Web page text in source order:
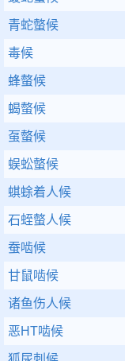
青蛇螫候
毒候
蜂螫候
蝎螫候
虿螫候
蜈蚣螫候
蜞蜍着人候
石蛭螫人候
蚕啮候
甘鼠啮候
诸鱼伤人候
恶HT啮候